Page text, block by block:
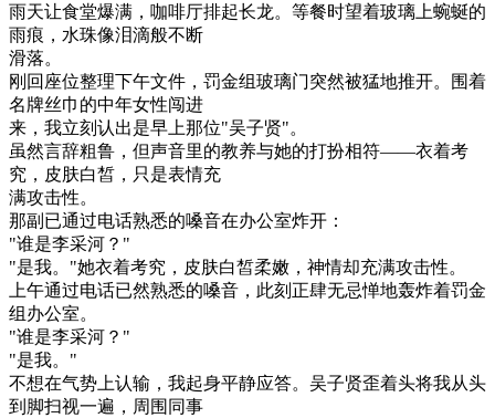
雨天让食堂爆满，咖啡厅排起长龙。等餐时望着玻璃上蜿蜒的
雨痕，水珠像泪滴般不断
滑落。
刚回座位整理下午文件，罚金组玻璃门突然被猛地推开。围着
名牌丝巾的中年女性闯进
来，我立刻认出是早上那位"吴子贤"。
虽然言辞粗鲁，但声音里的教养与她的打扮相符——衣着考
究，皮肤白皙，只是表情充
满攻击性。
那副已通过电话熟悉的嗓音在办公室炸开：
"谁是李采河？"
"是我。"她衣着考究，皮肤白皙柔嫩，神情却充满攻击性。
上午通过电话已然熟悉的嗓音，此刻正肆无忌惮地轰炸着罚金
组办公室。
"谁是李采河？"
"是我。"
不想在气势上认输，我起身平静应答。吴子贤歪着头将我从头
到脚扫视一遍，周围同事